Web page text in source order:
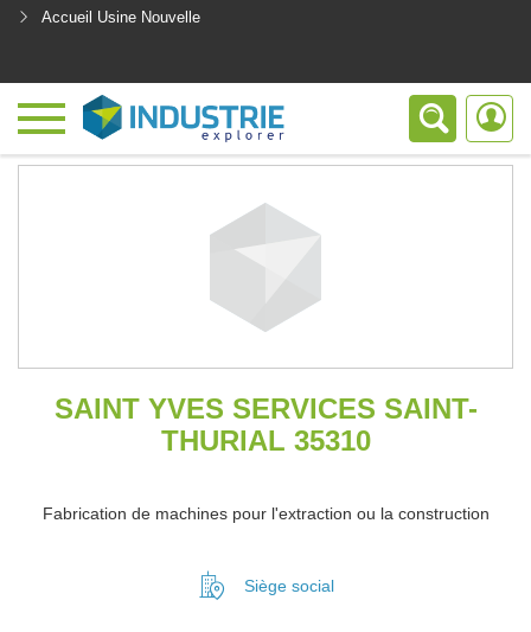
Accueil Usine Nouvelle
SAINT YVES SERVICES SAINT-
THURIAL 35310
Fabrication de machines pour l'extraction ou la construction
Siège social